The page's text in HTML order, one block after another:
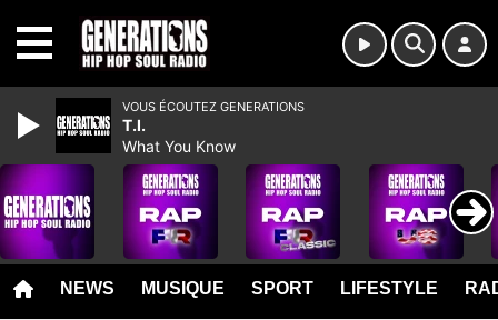
NEWS MUSIQUE SPORT LIFESTYLE
VOUS ÉCOUTEZ GENERATIONS
T.I.
What You Know